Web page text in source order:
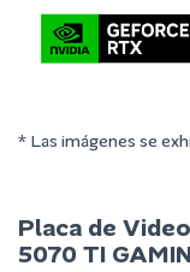
* Las imágenes se
Placa de
5070 TI